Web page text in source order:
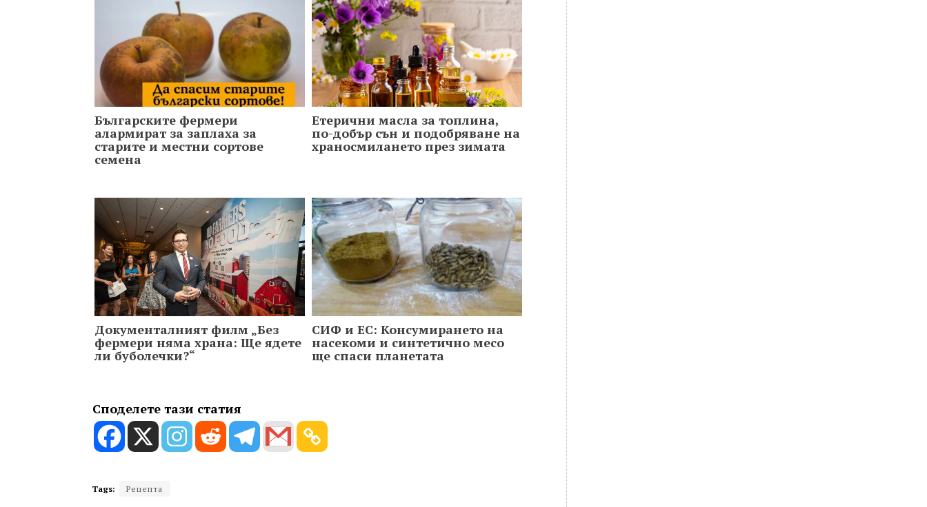
Българските фермери
алармират за заплаха за
старите и местни сортове
семена
Етерични масла за топлина,
по-добър сън и подобряване на
храносмилането през зимата
Документалният филм „Без
фермери няма храна: Ще ядете
ли буболечки?“
СИФ и ЕС: Консумирането на
насекоми и синтетично месо
ще спаси планетата
Споделете тази статия
Tags: Рецепта